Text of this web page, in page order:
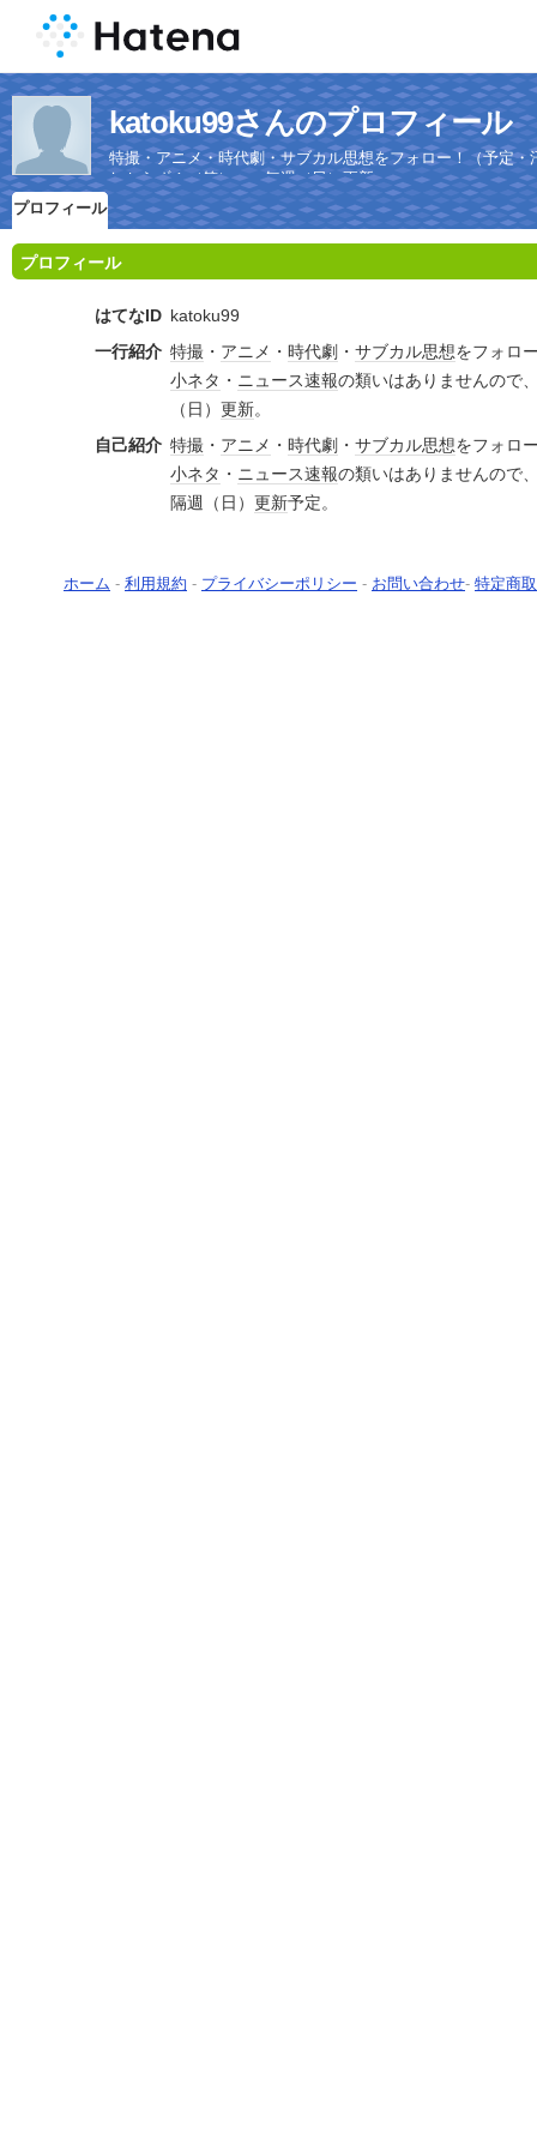
katoku99さんのプロフィール
特撮・アニメ・時代劇・サブカル思想をフォロー！（予定
しからず！（笑） …毎週（日）更新。
プロフィール
プロフィール
はてなID katoku99
一行紹介 特撮 ・ アニメ ・ 時代劇 ・ サブカル思想をフォロ
小ネタ ・ ニュース速報の類いはありませんので
（日） 更新。
自己紹介 特撮 ・ アニメ ・ 時代劇 ・ サブカル思想をフォロ
小ネタ ・ ニュース速報の類いはありませんので
隔週（日） 更新予定。
ホーム - 利用規約 - プライバシーポリシー - お問い合わせ- 特定商